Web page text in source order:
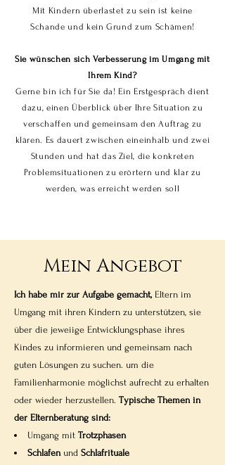
Mit Kindern überlastet zu sein ist keine
Schande und kein Grund zum Schämen!
Sie wünschen sich Verbesserung im Umgang mit
Ihrem Kind?
Gerne bin ich für Sie da! Ein Erstgespräch dient
dazu, einen Überblick über Ihre Situation zu
verschaffen und gemeinsam den Auftrag zu
klären. Es dauert zwischen eineinhalb und zwei
Stunden und hat das Ziel, die konkreten
Problemsituationen zu erörtern und klar zu
werden, was erreicht werden soll
Mein Angebot
Ich habe mir zur Aufgabe gemacht, Eltern im
Umgang mit ihren Kindern zu unterstützen, sie
über die jeweiige Entwicklungsphase ihres
Kindes zu informieren und gemeinsam nach
guten Lösungen zu suchen. um die
Familienharmonie möglichst aufrecht zu erhalten
oder wieder herzustellen. Typische Themen in
der Elternberatung sind:
Umgang mit Trotzphasen
Schlafenund Schlafrituale